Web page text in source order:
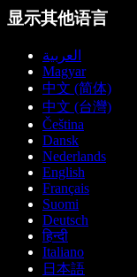
显示其他语言
العربية
Magyar
中文 (简体)
中文 (台灣)
Čeština
Dansk
Nederlands
English
Français
Suomi
Deutsch
हिन्दी
Italiano
日本語